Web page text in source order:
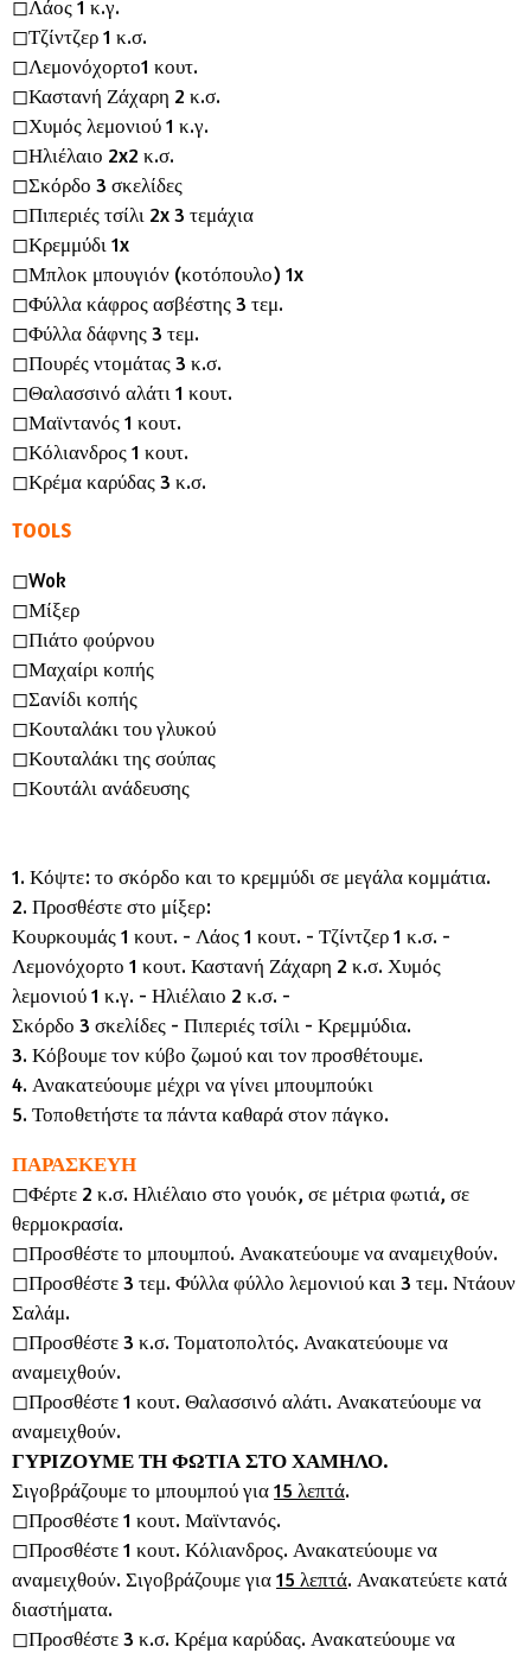
◻︎Λάος 1 κ.γ.
◻︎Τζίντζερ 1 κ.σ.
◻︎Λεμονόχορτο1 κουτ.
◻︎Καστανή Ζάχαρη 2 κ.σ.
◻︎Χυμός λεμονιού 1 κ.γ.
◻︎Ηλιέλαιο 2x2 κ.σ.
◻︎Σκόρδο 3 σκελίδες
◻︎Πιπεριές τσίλι 2x 3 τεμάχια
◻︎Κρεμμύδι 1x
◻︎Μπλοκ μπουγιόν (κοτόπουλο) 1x
◻︎Φύλλα κάφρος ασβέστης 3 τεμ.
◻︎Φύλλα δάφνης 3 τεμ.
◻︎Πουρές ντομάτας 3 κ.σ.
◻︎Θαλασσινό αλάτι 1 κουτ.
◻︎Μαϊντανός 1 κουτ.
◻︎Κόλιανδρος 1 κουτ.
◻︎Κρέμα καρύδας 3 κ.σ.
TOOLS
◻︎Wok
◻︎Μίξερ
◻︎Πιάτο φούρνου
◻︎Μαχαίρι κοπής
◻︎Σανίδι κοπής
◻︎Κουταλάκι του γλυκού
◻︎Κουταλάκι της σούπας
◻︎Κουτάλι ανάδευσης
1. Κόψτε: το σκόρδο και το κρεμμύδι σε μεγάλα κομμάτια.
2. Προσθέστε στο μίξερ:
Κουρκουμάς 1 κουτ. - Λάος 1 κουτ. - Τζίντζερ 1 κ.σ. -
Λεμονόχορτο 1 κουτ. Καστανή Ζάχαρη 2 κ.σ. Χυμός
λεμονιού 1 κ.γ. - Ηλιέλαιο 2 κ.σ. -
Σκόρδο 3 σκελίδες - Πιπεριές τσίλι - Κρεμμύδια.
3. Κόβουμε τον κύβο ζωμού και τον προσθέτουμε.
4. Ανακατεύουμε μέχρι να γίνει μπουμπούκι
5. Τοποθετήστε τα πάντα καθαρά στον πάγκο.
ΠΑΡΑΣΚΕΥΗ
◻︎Φέρτε 2 κ.σ. Ηλιέλαιο στο γουόκ, σε μέτρια φωτιά, σε
θερμοκρασία.
◻︎Προσθέστε το μπουμπού. Ανακατεύουμε να αναμειχθούν.
◻︎Προσθέστε 3 τεμ. Φύλλα φύλλο λεμονιού και 3 τεμ. Ντάουν
Σαλάμ.
◻︎Προσθέστε 3 κ.σ. Τοματοπολτός. Ανακατεύουμε να
αναμειχθούν.
◻︎Προσθέστε 1 κουτ. Θαλασσινό αλάτι. Ανακατεύουμε να
αναμειχθούν.
ΓΥΡΙΖΟΥΜΕ ΤΗ ΦΩΤΙΑ ΣΤΟ ΧΑΜΗΛΟ.
Σιγοβράζουμε το μπουμπού για 15 λεπτά.
◻︎Προσθέστε 1 κουτ. Μαϊντανός.
◻︎Προσθέστε 1 κουτ. Κόλιανδρος. Ανακατεύουμε να
αναμειχθούν. Σιγοβράζουμε για 15 λεπτά. Ανακατεύετε κατά
διαστήματα.
◻︎Προσθέστε 3 κ.σ. Κρέμα καρύδας. Ανακατεύουμε να